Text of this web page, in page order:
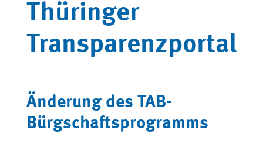
Thüringer
Transparenzportal
Änderung des TAB-
Bürgschaftsprogramms